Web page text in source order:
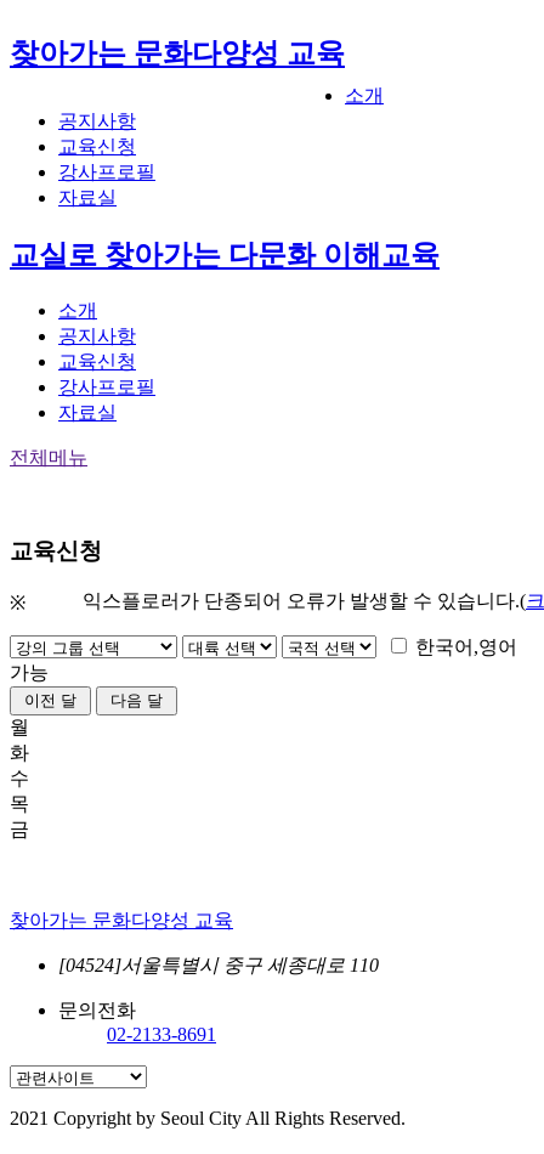
찾아가는 문화다양성 교육
소개
공지사항
교육신청
강사프로필
자료실
교실로 찾아가는 다문화 이해교육
소개
공지사항
교육신청
강사프로필
자료실
전체메뉴
교육신청
※ 익스플로러가 단종되어 오류가 발생할 수 있습니다.(
한국어,영어
가능
월
화
수
목
금
찾아가는 문화다양성 교육
[04524]서울특별시 중구 세종대로 110
문의전화
02-2133-8691
2021 Copyright by Seoul City All Rights Reserved.